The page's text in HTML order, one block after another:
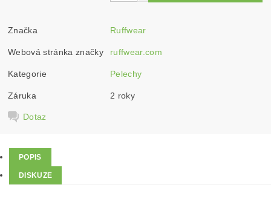
Značka Ruffwear
Webová stránka značky ruffwear.com
Kategorie Pelechy
Záruka 2 roky
Dotaz
POPIS
DISKUZE